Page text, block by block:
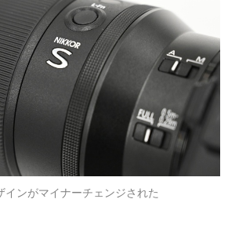
ンがマイナーチェンジされた